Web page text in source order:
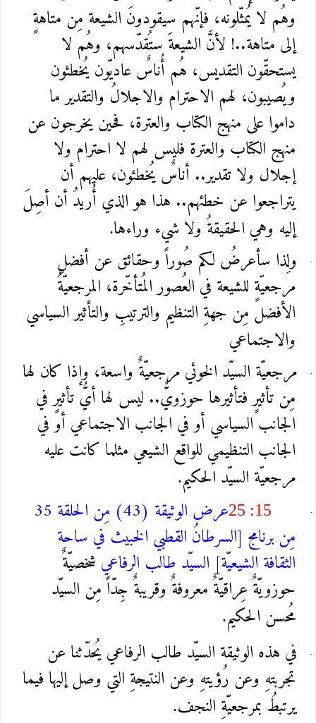
وهُم لا يُمثّلونه، فإنّهم سيقودونَ الشيعة مِن متاهةٍ
إلى متاهة..! لأنَّ الشيعةَ ستُقدّسهم، وهُم لا
يستحقّون التقديس، هُم أُناسٌ عاديّون يُخطئون
ويُصيبون، لهم الاحترام والاجلالُ والتقدير ما
داموا على منهج الكتاب والعترة، فحين يخرجون عن
منهج الكتاب والعترة فليس لهم لا احترام ولا
إجلال ولا تقدير.. أناسٌ يُخطئون، عليهم أن
يتراجعوا عن خطئهم.. هذا هو الذي أُريدُ أن أصِلَ
إليه وهي الحقيقةُ ولا شيء وراءها.
ولِذا سأعرضُ لكم صُوراً وحقائق عن أفضلِ
مرجعيّةٍ للشيعة في العُصور المُتأخّرة، المرجعيّةُ
الأفضل مِن جهةِ التنظيم والترتيبِ والتأثير السياسي
والاجتماعي
مرجعيّة السيّد الخوئي مرجعيّةٌ واسعة، وإذا كان لها
مِن تأثيرٍ فتأثيرها حوزويٌّ.. ليس لها أيُّ تأثيرٍ في
الجانب السياسي أو في الجانب الاجتماعي أو في
الجانب التنظيمي للواقع الشيعي مثلما كانت عليه
مرجعيّة السيّد الحكيم.
25 :15
عرض الوثيقة (43) مِن الحلقة 35
مِن برنامج [السرطانُ القطبي الخبيث في ساحة
الثقافة الشيعيّة] السيّد طالب الرفاعيشخصيّةٌ
حوزويّةٌ عِراقيّةٌ معروفةٌ وقريبةٌ جِدّاً مِن السيّد
مُحسن الحكيم.
في هذه الوثيقة السيّد طالب الرفاعي يُحدّثنا عن
تجربتهِ وعن رُؤيتهِ وعن النتيجةِ التي وصل إليها فيما
يرتبطُ بمرجعيّةِ النجف.